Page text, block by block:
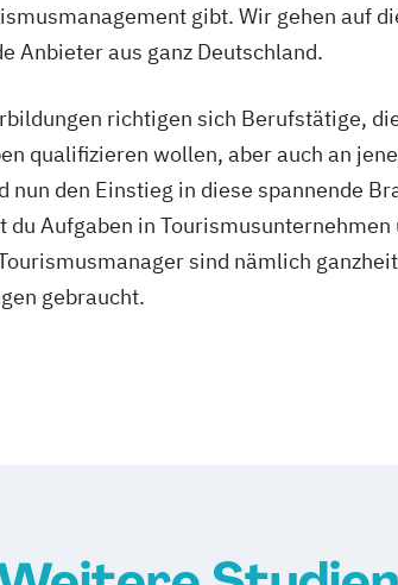
gibt. Wir gehen auf
Anbieter aus ganz Deutschland.
richtigen sich Berufstätige,
qualifizieren wollen, aber auch an
nun den Einstieg in diese spannende
Aufgaben in
sind nämlich
gebraucht.